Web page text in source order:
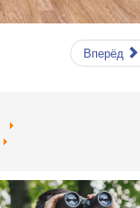
Вперёд